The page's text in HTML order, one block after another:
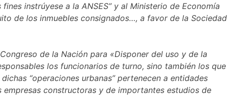
instrúyese a la ANSES” y al Ministerio de Economía
de los inmuebles consignados…, a favor de la Sociedad
de la Nación para «Disponer del uso y de la
los funcionarios de turno, sino también los que
“operaciones urbanas” pertenecen a entidades
constructoras y de importantes estudios de